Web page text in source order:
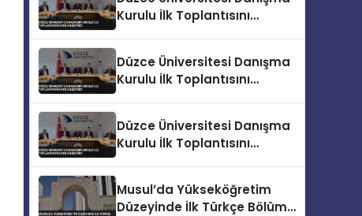
Kurulu İlk Toplantısını
Düzce Üniversitesi Danışma
Kurulu İlk Toplantısını
Düzce Üniversitesi Danışma
Kurulu İlk Toplantısını
Musul’da Yükseköğretim
Düzeyinde İlk Türkçe Bölümü